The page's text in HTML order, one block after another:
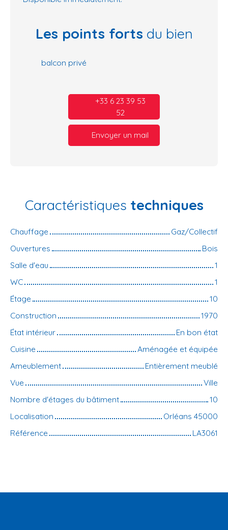
Les points forts du bien
balcon privé
+33 6 23 39 53
52
Envoyer un mail
Caractéristiques techniques
Chauffage
Gaz/Collectif
Ouvertures
Bois
Salle d'eau
1
WC
1
Étage
10
Construction
1970
État intérieur
En bon état
Cuisine
Aménagée et équipée
Ameublement
Entièrement meublé
Vue
Ville
Nombre d'étages du bâtiment
10
Localisation
Orléans 45000
Référence
LA3061